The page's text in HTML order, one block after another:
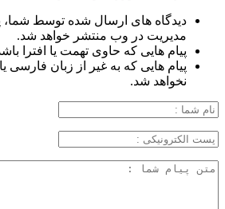
دیدگاه های ارسال شده توسط شما،
مدیریت در وب منتشر خواهد شد.
پیام هایی که حاوی تهمت یا افترا
پیام هایی که به غیر از زبان فارسی
نخواهد شد.